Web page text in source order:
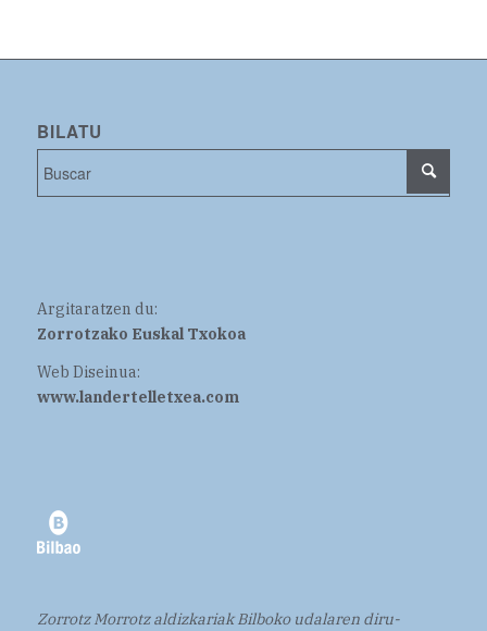
BILATU
Argitaratzen du:
Zorrotzako Euskal Txokoa
Web Diseinua:
www.landertelletxea.com
Zorrotz Morrotz aldizkariak Bilboko udalaren diru-